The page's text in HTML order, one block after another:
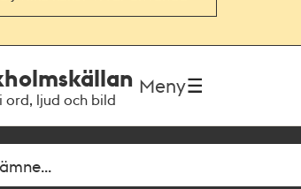
ord, ljud och bild
Meny